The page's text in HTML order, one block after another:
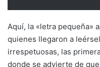
Aquí, la «letra pequeña»
quienes llegaron a
irrespetuosas, las
donde se advierte de